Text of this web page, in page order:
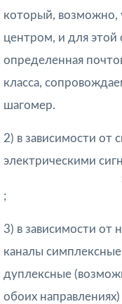
который, возможно,
центром, и для этой
определенная
класса,
шагомер.
2) в зависимости от
электрическими
;
3) в зависимости от
каналы
дуплексные
обоих